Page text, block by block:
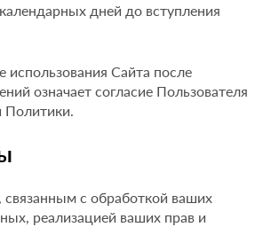
дней до вступления
Сайта после
означает согласие Пользователя
Политики.
с обработкой ваших
реализацией ваших прав и